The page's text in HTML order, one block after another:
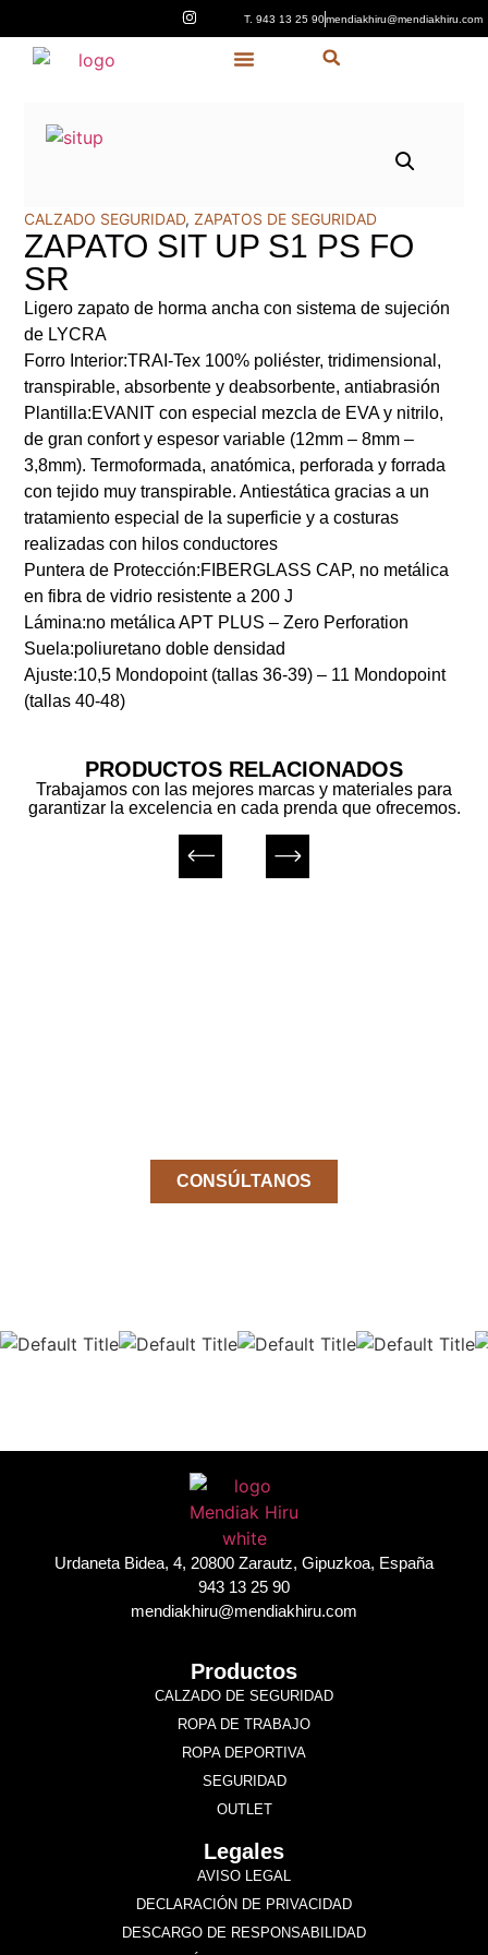
T. 943 13 25 90mendiakhiru@mendiakhiru.com
CALZADO SEGURIDAD,ZAPATOS DE SEGURIDAD
ZAPATO SIT UP S1 PS FO
SR
Ligero zapato de horma ancha con sistema de sujeción
de LYCRA
Forro Interior:TRAI-Tex 100% poliéster, tridimensional,
transpirable, absorbente y deabsorbente, antiabrasión
Plantilla:EVANIT con especial mezcla de EVA y nitrilo,
de gran confort y espesor variable (12mm – 8mm –
3,8mm). Termoformada, anatómica, perforada y forrada
con tejido muy transpirable. Antiestática gracias a un
tratamiento especial de la superficie y a costuras
realizadas con hilos conductores
Puntera de Protección:FIBERGLASS CAP, no metálica
en fibra de vidrio resistente a 200 J
Lámina:no metálica APT PLUS – Zero Perforation
Suela:poliuretano doble densidad
Ajuste:10,5 Mondopoint (tallas 36-39) – 11 Mondopoint
(tallas 40-48)
PRODUCTOS RELACIONADOS
Trabajamos con las mejores marcas y materiales para
garantizar la excelencia en cada prenda que ofrecemos.
CONSÚLTANOS
Urdaneta Bidea, 4, 20800 Zarautz, Gipuzkoa, España
943 13 25 90
mendiakhiru@mendiakhiru.com
Productos
CALZADO DE SEGURIDAD
ROPA DE TRABAJO
ROPA DEPORTIVA
SEGURIDAD
OUTLET
Legales
AVISO LEGAL
DECLARACIÓN DE PRIVACIDAD
DESCARGO DE RESPONSABILIDAD